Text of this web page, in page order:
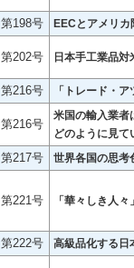
第198号 EECとアメリ
第202号 日本手工業品
第216号 「トレード・
第216号
米国の輸入業者
どのように見て
第217号
世界各国の思考
第221号 「華々しき人
第222号 高級品化する